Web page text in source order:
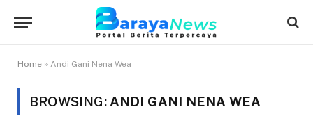
Home » Andi Gani Nena Wea
BROWSING: ANDI GANI NENA WEA